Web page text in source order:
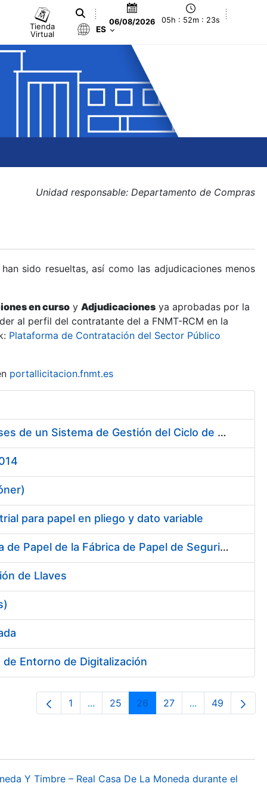
Tienda
Virtual
06/08/2026 05h : 52m : 23s
ES
Unidad responsable: Departamento de Compras
sido resueltas, así como las adjudicaciones menos
en curso y Adjudicaciones ya aprobadas por la
al perfil del contratante del a FNMT-RCM en la
Plataforma de Contratación del Sector Público
portallicitacion.fnmt.es
Contratación de Servicio de Consultoría para Implantación por Fases de un Sistema de Gestión del Ciclo de Vida de las Aplicaciones en el Área de Desarrollo de CERES (Fase 1)
para papel en pliego y dato variable
Suministro de dos Desviadores de Cuerdas para la nueva Máquina de Papel de la Fábrica de Papel de Seguridad de Burgos
de Llaves
Entorno de Digitalización
Página
1 ...Páginas intermedias Use TAB para
Página
25 Página
26 Página
27 ...PáginasPágina
49
Y Timbre – Real Casa De La Moneda durante el